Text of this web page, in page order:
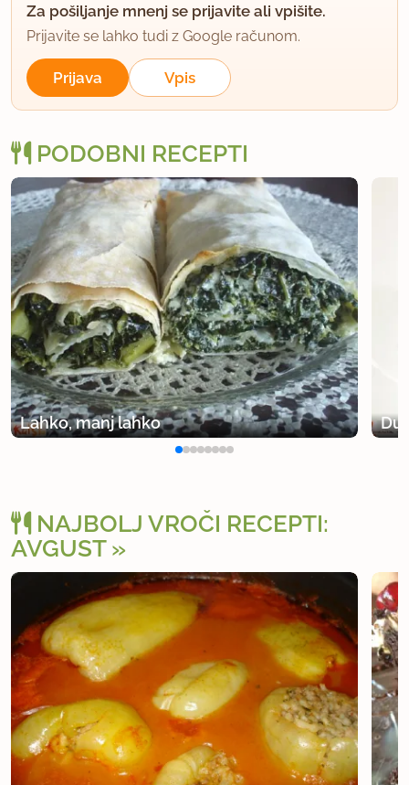
Za pošiljanje mnenj se prijavite ali vpišite.
Prijavite se lahko tudi z Google računom.
Prijava Vpis
PODOBNI RECEPTI
Lahko, manj lahko
NAJBOLJ VROČI RECEPTI:
AVGUST